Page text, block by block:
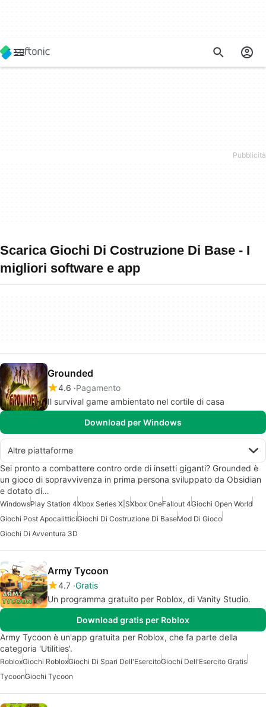
Scarica Giochi Di Costruzione Di Base - I
migliori software e app
Grounded
4.6 Pagamento
Il survival game ambientato nel cortile di casa
Download per Windows
Altre piattaforme
Sei pronto a combattere contro orde di insetti giganti? Grounded è
un gioco di sopravvivenza in prima persona sviluppato da Obsidian
e dotato di…
WindowsPlay Station 4Xbox Series X|SXbox OneFallout 4Giochi Open World
Giochi Post ApocalitticiGiochi Di Costruzione Di BaseMod Di Gioco
Giochi Di Avventura 3D
Army Tycoon
4.7 Gratis
Un programma gratuito per Roblox, di Vanity Studio.
Download gratis per Roblox
Army Tycoon è un'app gratuita per Roblox, che fa parte della
categoria 'Utilities'.
RobloxGiochi RobloxGiochi Di Spari Dell'EsercitoGiochi Dell'Esercito Gratis
TycoonGiochi Tycoon